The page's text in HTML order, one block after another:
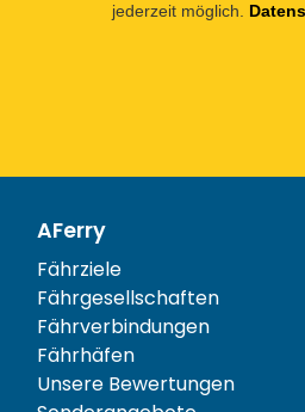
jederzeit möglich.
AFerry
Fährziele
Fährgesellschaften
Fährverbindungen
Fährhäfen
Unsere Bewertungen